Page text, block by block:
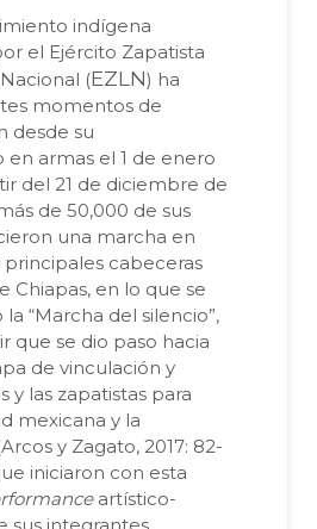
indígena
el Ejército Zapatista
(EZLN) ha
momentos de
desde su
armas el 1 de enero
del 21 de diciembre de
de 50,000 de sus
una marcha en
principales cabeceras
Chiapas, en lo que se
“Marcha del silencio”,
que se dio paso hacia
de vinculación y
y las zapatistas para
mexicana y la
y Zagato, 2017: 82-
iniciaron con esta
artístico-